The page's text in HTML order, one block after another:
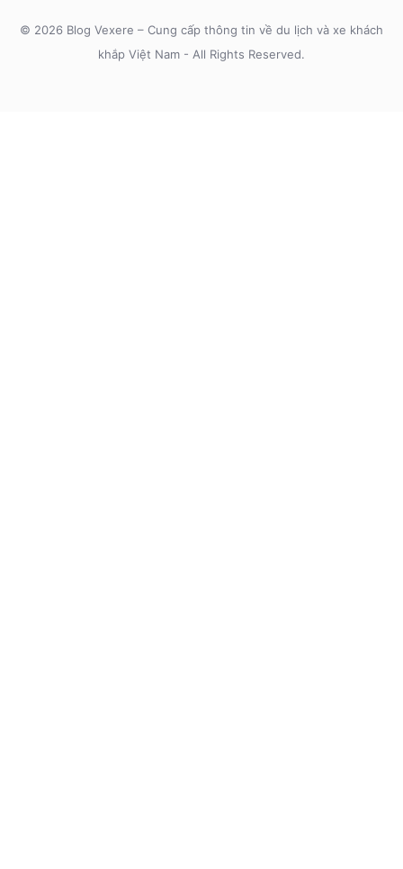
© 2026 Blog Vexere – Cung cấp thông tin về du lịch và xe khách
khắp Việt Nam - All Rights Reserved.